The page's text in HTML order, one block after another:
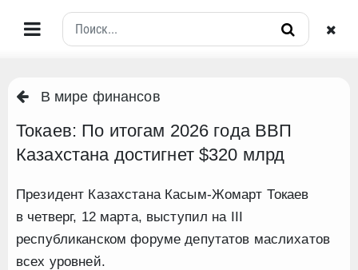
В мире финансов
Токаев: По итогам 2026 года ВВП
Казахстана достигнет $320 млрд
Президент Казахстана Касым-Жомарт Токаев
в четверг, 12 марта, выступил на ІІІ
республиканском форуме депутатов маслихатов
всех уровней.